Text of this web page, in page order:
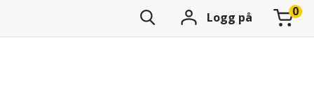
Logg på